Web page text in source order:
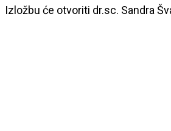
Izložbu će otvoriti dr.sc. Sandra